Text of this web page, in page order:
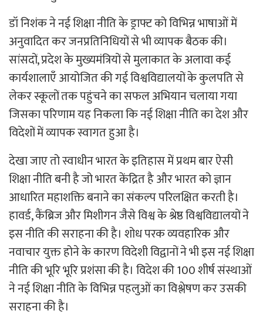
डॉ निशंक ने नई शिक्षा नीति के ड्राफ्ट को विभिन्न भाषाओं में
अनुवादित कर जनप्रतिनिधियों से भी व्यापक बैठक की।
सांसदों, प्रदेश के मुख्यमंत्रियों से मुलाकात के अलावा कई
कार्यशालाएँ आयोजित की गई विश्वविद्यालयों के कुलपति से
लेकर स्कूलों तक पहुंचने का सफल अभियान चलाया गया
जिसका परिणाम यह निकला कि नई शिक्षा नीति का देश और
विदेशों में व्यापक स्वागत हुआ है।
देखा जाए तो स्वाधीन भारत के इतिहास में प्रथम बार ऐसी
शिक्षा नीति बनी है जो भारत केंद्रित है और भारत को ज्ञान
आधारित महाशक्ति बनाने का संकल्प परिलक्षित करती है।
हावर्ड, कैंब्रिज और मिशीगन जैसे विश्व के श्रेष्ठ विश्वविद्यालयों ने
इस नीति की सराहना की है। शोध परक व्यवहारिक और
नवाचार युक्त होने के कारण विदेशी विद्वानों ने भी इस नई शिक्षा
नीति की भूरि भूरि प्रशंसा की है। विदेश की 100 शीर्ष संस्थाओं
ने नई शिक्षा नीति के विभिन्न पहलुओं का विश्लेषण कर उसकी
सराहना की है।